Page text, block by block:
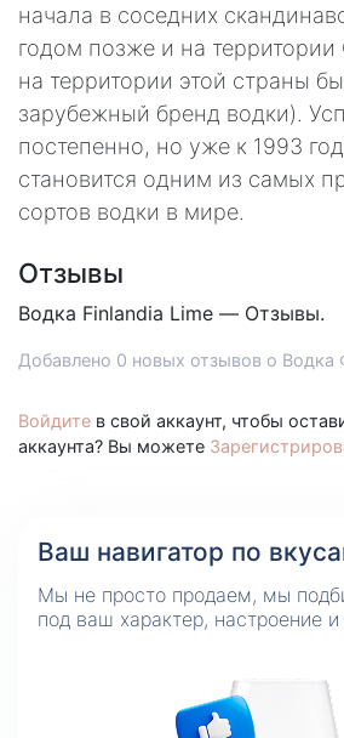
начала в соседних
годом позже и на
на территории этой страны
зарубежный бренд водки).
постепенно, но уже к 1993
становится одним из самых
сортов водки в мире.
Отзывы
Водка Finlandia Lime — Отзывы.
Добавлено 0 новых отзывов о Водка
Войдите в свой аккаунт, чтобы
аккаунта? Вы можете
Ваш навигатор по
Мы не просто продаем, мы
под ваш характер, настроение и